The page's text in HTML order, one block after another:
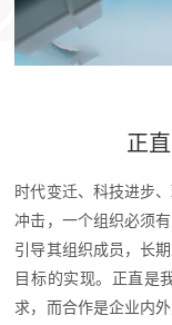
正
时代变迁、科技进步
冲击，一个组织必须
引导其组织成员，长
目标的实现。正直是
求，而合作是企业内